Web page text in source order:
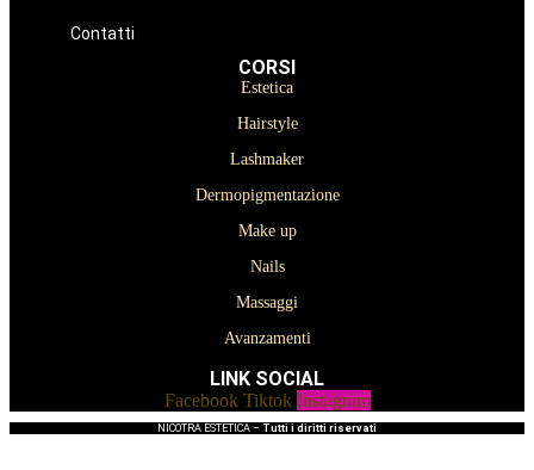
Prodotti per ricostruzione unghie
Contatti
CORSI
Estetica
Hairstyle
Lashmaker
Dermopigmentazione
Make up
Nails
Massaggi
Avanzamenti
LINK SOCIAL
Facebook Tiktok Instagram
NICOTRA ESTETICA – Tutti i diritti riservati